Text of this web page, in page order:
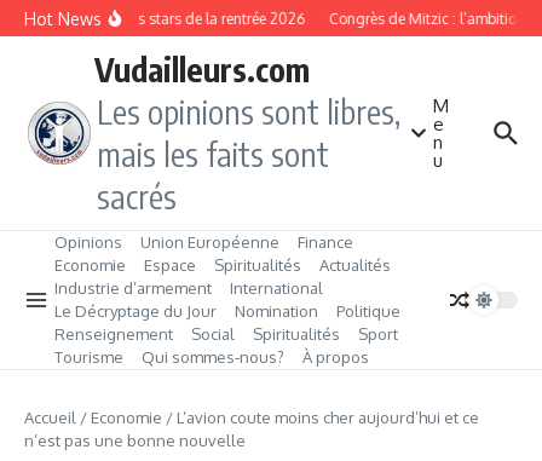
Aller au contenu
Hot NewsLes produits stars de la rentrée 2026 Congrès de Mitzic : l’ambition
Vudailleurs.com
Les opinions sont libres,
mais les faits sont
sacrés
M
e
n
u
Opinions Union Européenne
Finance
Economie
Espace Spiritualités
Actualités
Industrie d’armement
International
Le Décryptage du Jour
Nomination
Politique
Renseignement
Social Spiritualités
Sport
Tourisme
Qui sommes‑nous? À propos
Accueil / Economie / L’avion coute moins cher aujourd’hui et ce
n’est pas une bonne nouvelle